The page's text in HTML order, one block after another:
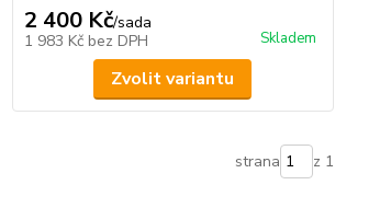
2 400 Kč/sada
1 983 Kč bez DPH Skladem
Zvolit variantu
strana z 1